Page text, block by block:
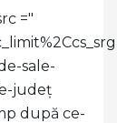
="
sale-
județ
după ce-